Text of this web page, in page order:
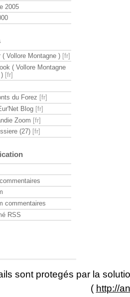
2005
( Vollore Montagne )
( Vollore Montagne
du Forez
Blog
Zoom
(27)
commentaires
RSS
sont protegés par la
( http://